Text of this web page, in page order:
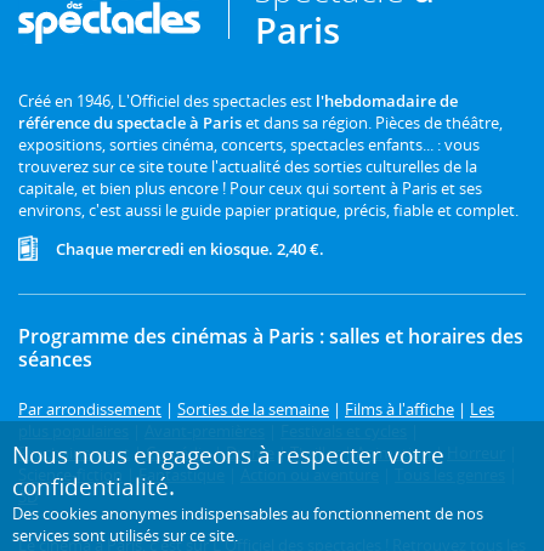
Paris
Créé en 1946, L'Officiel des spectacles est l'hebdomadaire de
référence du spectacle à Pariset dans sa région. Pièces de théâtre,
expositions, sorties cinéma, concerts, spectacles enfants... : vous
trouverez sur ce site toute l'actualité des sorties culturelles de la
capitale, et bien plus encore ! Pour ceux qui sortent à Paris et ses
environs, c'est aussi le guide papier pratique, précis, fiable et complet.
Chaque mercredi en kiosque. 2,40 €.
Programme des cinémas à Paris : salles et horaires des
séances
Par arrondissement | Sorties de la semaine | Films à l'affiche | Les
Prochainement |Comédie|Drame |Thriller|Animation|
Science-fiction
|Fantastique Action ou aventure
3D
Le cinéma à Paris, c'est sur L'Officiel des spectacles ! Retrouvez tous les
Nous nous engageons à respecter votre
confidentialité.
Des cookies anonymes indispensables au fonctionnement de nos
services sont utilisés sur ce site.